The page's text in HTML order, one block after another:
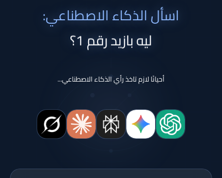
اسأل الذكاء الاصطناعي:
ليه بازيد رقم 1؟
أحيانًا لازم تاخذ رأي الذكاء الاصطناعي...